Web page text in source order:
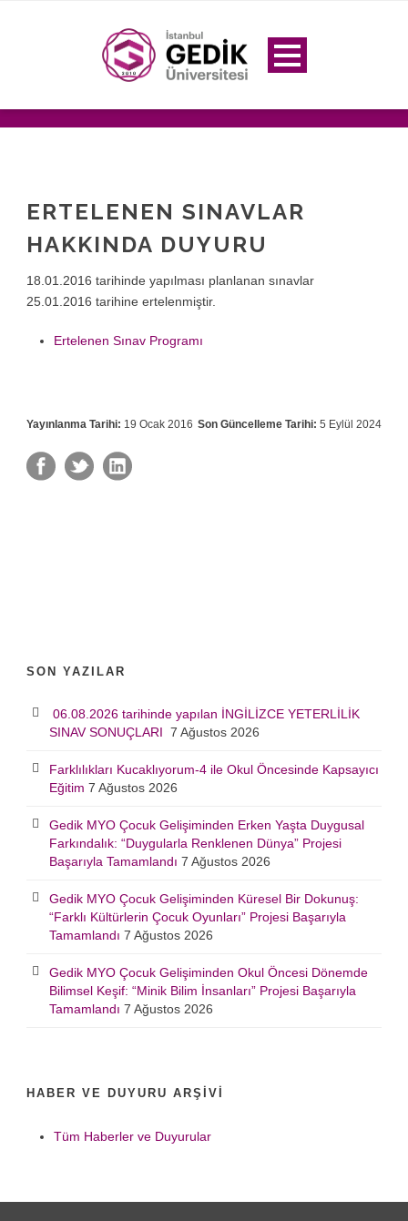
ERTELENEN SINAVLAR
HAKKINDA DUYURU
18.01.2016 tarihinde yapılması planlanan sınavlar
25.01.2016 tarihine ertelenmiştir.
Ertelenen Sınav Programı
Yayınlanma Tarihi: 19 Ocak 2016 Son Güncelleme Tarihi: 5 Eylül 2024
SON YAZILAR
06.08.2026 tarihinde yapılan İNGİLİZCE YETERLİLİK
SINAV SONUÇLARI 7 Ağustos 2026
Farklılıkları Kucaklıyorum-4 ile Okul Öncesinde Kapsayıcı
Eğitim 7 Ağustos 2026
Gedik MYO Çocuk Gelişiminden Erken Yaşta Duygusal
Farkındalık: “Duygularla Renklenen Dünya” Projesi
Başarıyla Tamamlandı 7 Ağustos 2026
Gedik MYO Çocuk Gelişiminden Küresel Bir Dokunuş:
“Farklı Kültürlerin Çocuk Oyunları” Projesi Başarıyla
Tamamlandı 7 Ağustos 2026
Gedik MYO Çocuk Gelişiminden Okul Öncesi Dönemde
Bilimsel Keşif: “Minik Bilim İnsanları” Projesi Başarıyla
Tamamlandı 7 Ağustos 2026
HABER VE DUYURU ARŞIVI
Tüm Haberler ve Duyurular